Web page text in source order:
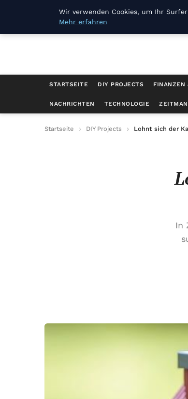
Joerg Pilawa
STARTSEITE DIY PROJECTS FINANZEN
NACHRICHTEN TECHNOLOGIE
Startseite DIY Projects Lohnt sich der
In
Wir verwenden Cookies, um Ihr
Mehr erfahren